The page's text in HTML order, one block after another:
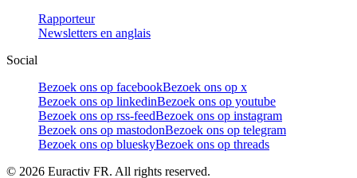
Rapporteur
Newsletters en anglais
Social
Bezoek ons op facebookBezoek ons op x
Bezoek ons op linkedinBezoek ons op youtube
Bezoek ons op rss-feedBezoek ons op instagram
Bezoek ons op mastodonBezoek ons op telegram
Bezoek ons op blueskyBezoek ons op threads
© 2026 Euractiv FR. All rights reserved.